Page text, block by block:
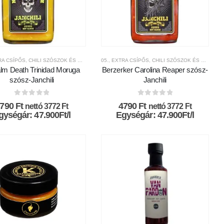
SKÁLA,MÁRKÁK
,CSÍPŐSSÉGI-SKÁLA, ,MÁRKÁK
CSÍPŐS ,CHILI SZÓSZOK ÉS KRÉMEK ,CHILI TERMÉKEK,CSÍPŐSSÉGI-SKÁLA,
Death Trinidad Moruga
szósz-Janchili
az 5-ből
Ft nettó3772 Ft
47.900Ft/l
05., EXTRA CSÍPŐS CHILI SZÓSZOK ÉS KRÉMEK
Berzerker Carolina Reaper szósz-
Janchili
az 5-ből
4790 Ft nettó3772 Ft
Egységár: 47.900Ft/l